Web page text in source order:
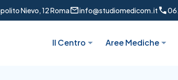
Nievo, 12 Roma info@studiomedicom.it
Il Centro Aree Mediche